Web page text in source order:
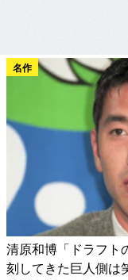
名作
清原和博「ドラフト
刻してきた巨人側は